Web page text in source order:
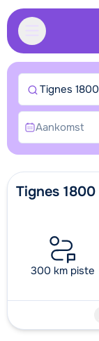
Tignes 1800
300 km piste
Tignes 1800
Aankomst